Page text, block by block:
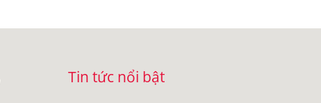
Tin tức nổi bật